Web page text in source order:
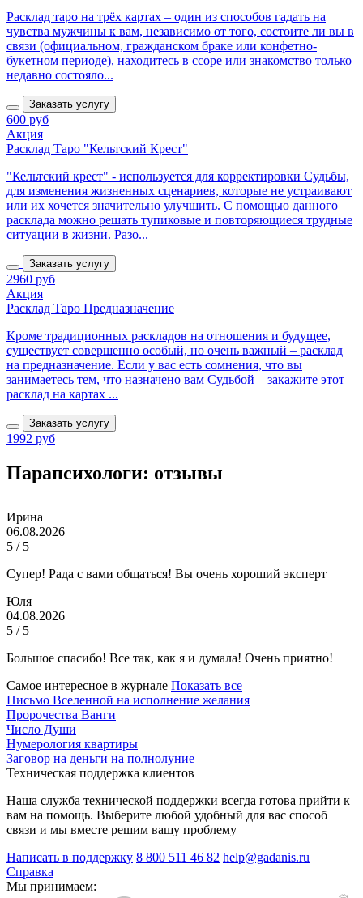
Расклад таро на трёх картах – один из способов гадать на
чувства мужчины к вам, независимо от того, состоите ли вы в
связи (официальном, гражданском браке или конфетно-
букетном периоде), находитесь в ссоре или знакомство только
недавно состояло...
Заказать услугу
600 руб
Акция
Расклад Таро "Кельтский Крест"
"Кельтский крест" - используется для корректировки Судьбы,
для изменения жизненных сценариев, которые не устраивают
или их хочется значительно улучшить. С помощью данного
расклада можно решать тупиковые и повторяющиеся трудные
ситуации в жизни. Разо...
Заказать услугу
2960 руб
Акция
Расклад Таро Предназначение
Кроме традиционных раскладов на отношения и будущее,
существует совершенно особый, но очень важный – расклад
на предназначение. Если у вас есть сомнения, что вы
занимаетесь тем, что назначено вам Судьбой – закажите этот
расклад на картах ...
Заказать услугу
1992 руб
Парапсихологи: отзывы
Ирина
06.08.2026
5 / 5
Супер! Рада с вами общаться! Вы очень хороший эксперт
Юля
04.08.2026
5 / 5
Большое спасибо! Все так, как я и думала! Очень приятно!
Самое интересное в журнале Показать все
Письмо Вселенной на исполнение желания
Пророчества Ванги
Число Души
Нумерология квартиры
Заговор на деньги на полнолуние
Техническая поддержка клиентов
Наша служба технической поддержки всегда готова прийти к
вам на помощь. Выберите любой удобный для вас способ
связи и мы вместе решим вашу проблему
Написать в поддержку 8 800 511 46 82 help@gadanis.ru
Справка
Мы принимаем: